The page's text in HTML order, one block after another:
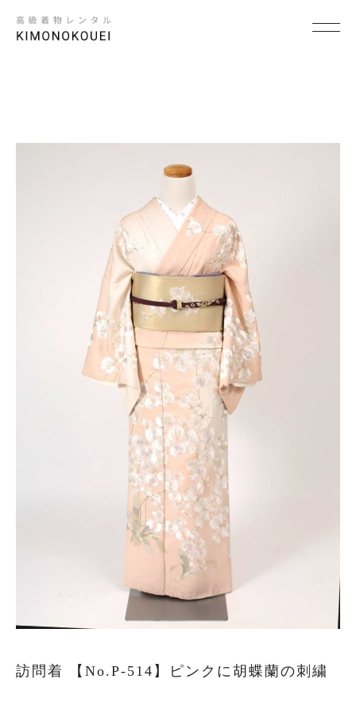
卒入学式・卒入園式
パーティ・ビジネス
七五三
叙勲
観劇・お茶会・街歩き
夏のイベント
ITEM
着物の種類から探す
訪問着の商品一覧へ
訪問着 【No.P-514】ピンクに胡蝶蘭の刺繍